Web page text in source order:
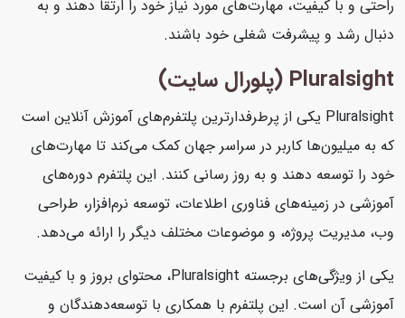
راحتی و با کیفیت، مهارت‌های مورد نیاز خود را ارتقا دهند و به
دنبال رشد و پیشرفت شغلی خود باشند.
Pluralsight (پلورال سایت)
Pluralsight یکی از پرطرفدارترین پلتفرم‌های آموزش آنلاین است
که به میلیون‌ها کاربر در سراسر جهان کمک می‌کند تا مهارت‌های
خود را توسعه دهند و به روز رسانی کنند. این پلتفرم دوره‌های
آموزشی در زمینه‌های فناوری اطلاعات، توسعه نرم‌افزار، طراحی
وب، مدیریت پروژه، و موضوعات مختلف دیگر را ارائه می‌دهد.
یکی از ویژگی‌های برجسته Pluralsight، محتوای بروز و با کیفیت
آموزشی آن است. این پلتفرم با همکاری با توسعه‌دهندگان و